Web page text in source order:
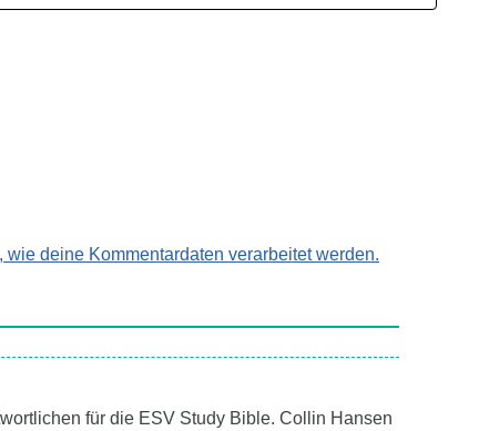
wie deine Kommentardaten verarbeitet werden.
für die ESV Study Bible. Collin Hansen